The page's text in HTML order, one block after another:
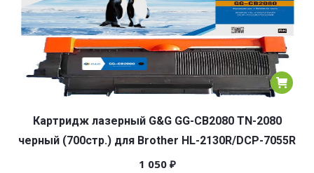
Картридж лазерный G&G GG-CB2080 TN-2080
черный (700стр.) для Brother HL-2130R/DCP-7055R
1 050 ₽